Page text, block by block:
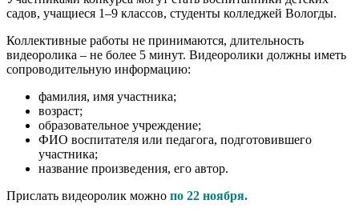
садов, учащиеся 1–9 классов, студенты колледжей Вологды.
Коллективные работы не принимаются, длительность
видеоролика – не более 5 минут. Видеоролики должны иметь
сопроводительную информацию:
фамилия, имя участника;
возраст;
образовательное учреждение;
ФИО воспитателя или педагога, подготовившего
участника;
название произведения, его автор.
Прислать видеоролик можно по 22 ноября.